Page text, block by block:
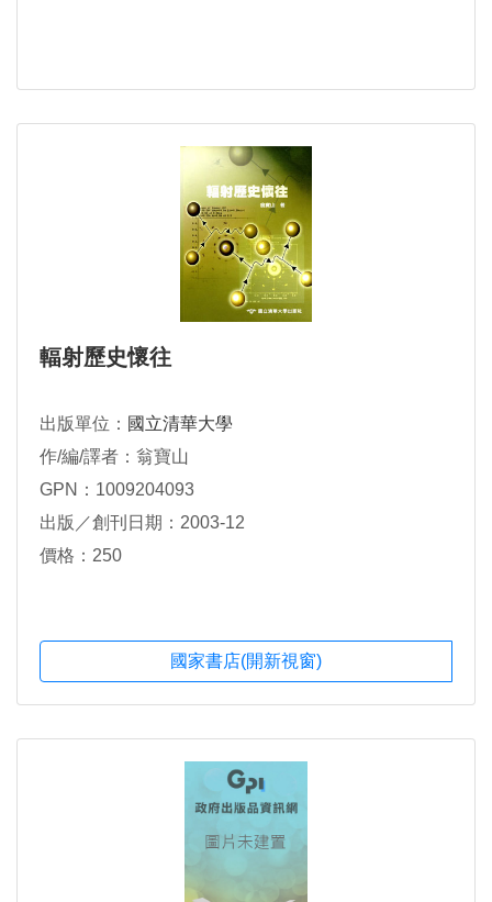
輻射歷史懷往
出版單位： 國立清華大學
作/編/譯者：翁寶山
GPN：1009204093
出版／創刊日期：2003-12
價格：250
國家書店(開新視窗)